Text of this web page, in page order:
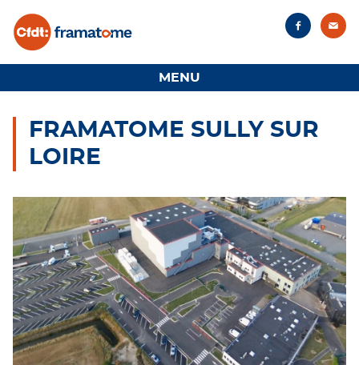
MENU
FRAMATOME SULLY SUR
LOIRE